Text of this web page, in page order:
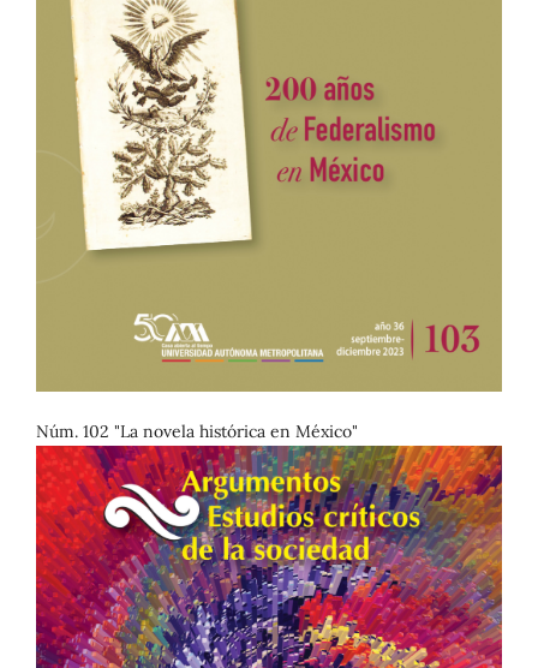
Núm. 102 "La novela histórica en México"